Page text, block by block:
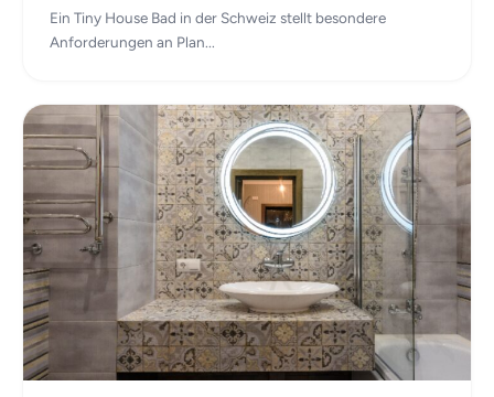
Ein Tiny House Bad in der Schweiz stellt besondere
Anforderungen an Plan...